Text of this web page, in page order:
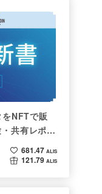
NFTで販
共有レポー
681.47 ALIS
121.79 ALIS